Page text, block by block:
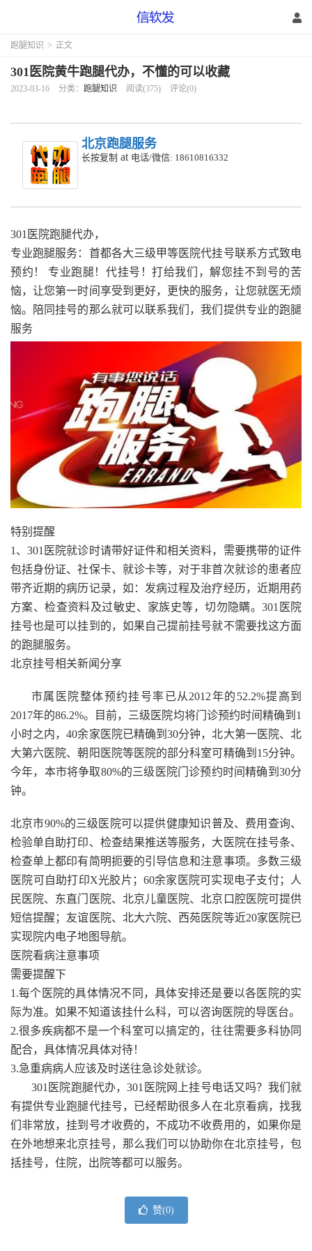
跑腿知识 > 正文
301医院黄牛跑腿代办，不懂的可以收藏
2023-03-16 分类： 跑腿知识 阅读(375) 评论(0)
北京跑腿服务
长按复制 at 电话/微信: 18610816332
301医院跑腿代办，
专业跑腿服务：首都各大三级甲等医院代挂号联系方式致电
预约！ 专业跑腿！代挂号！打给我们，解您挂不到号的苦
恼，让您第一时间享受到更好，更快的服务，让您就医无烦
恼。陪同挂号的那么就可以联系我们，我们提供专业的跑腿
服务
特别提醒
1、301医院就诊时请带好证件和相关资料，需要携带的证件
包括身份证、社保卡、就诊卡等，对于非首次就诊的患者应
带齐近期的病历记录，如：发病过程及治疗经历，近期用药
方案、检查资料及过敏史、家族史等，切勿隐瞒。301医院
挂号也是可以挂到的，如果自己提前挂号就不需要找这方面
的跑腿服务。
北京挂号相关新闻分享
市属医院整体预约挂号率已从2012年的52.2%提高到
2017年的86.2%。目前，三级医院均将门诊预约时间精确到1
小时之内，40余家医院已精确到30分钟，北大第一医院、北
大第六医院、朝阳医院等医院的部分科室可精确到15分钟。
今年，本市将争取80%的三级医院门诊预约时间精确到30分
钟。
北京市90%的三级医院可以提供健康知识普及、费用查询、
检验单自助打印、检查结果推送等服务，大医院在挂号条、
检查单上都印有简明扼要的引导信息和注意事项。多数三级
医院可自助打印X光胶片；60余家医院可实现电子支付；人
民医院、东直门医院、北京儿童医院、北京口腔医院可提供
短信提醒；友谊医院、北大六院、西苑医院等近20家医院已
实现院内电子地图导航。
医院看病注意事项
需要提醒下
1.每个医院的具体情况不同，具体安排还是要以各医院的实
际为准。如果不知道该挂什么科，可以咨询医院的导医台。
2.很多疾病都不是一个科室可以搞定的，往往需要多科协同
配合，具体情况具体对待！
3.急重病病人应该及时送往急诊处就诊。
301医院跑腿代办，301医院网上挂号电话又吗？我们就
有提供专业跑腿代挂号，已经帮助很多人在北京看病，找我
们非常放，挂到号才收费的，不成功不收费用的，如果你是
在外地想来北京挂号，那么我们可以协助你在北京挂号，包
括挂号，住院，出院等都可以服务。
赞(0)